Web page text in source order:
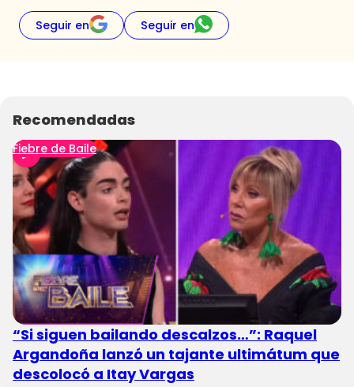
Seguir en Seguir en
Recomendadas
Fiebre de Baile
“Si siguen bailando descalzos…”: Raquel
Argandoña lanzó un tajante ultimátum que
descolocó a Itay Vargas